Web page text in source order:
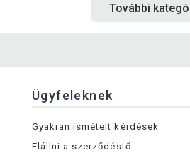
További
Ügyfeleknek
Gyakran ismételt kérdések
Elállni a szerződéstő